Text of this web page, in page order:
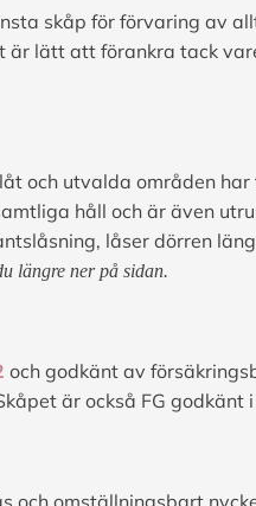
skåp för förvaring av
är lätt att förankra tack
och utvalda områden
håll och är även
låser dörren
längre ner på sidan.
och godkänt av
är också FG